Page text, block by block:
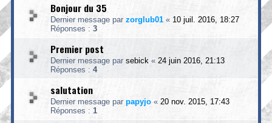
Bonjour du 35
Dernier message par zorglub01 « 10 juil. 2016, 18:27
Réponses : 3
Premier post
Dernier message par sebick « 24 juin 2016, 21:13
Réponses : 4
salutation
Dernier message par papyjo « 20 nov. 2015, 17:43
Réponses : 1